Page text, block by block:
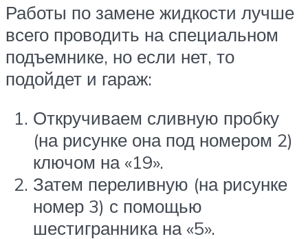
Работы по замене жидкости лучше
всего проводить на специальном
подъемнике, но если нет, то
подойдет и гараж:
Откручиваем сливную пробку
(на рисунке она под номером 2)
ключом на «19».
Затем переливную (на рисунке
номер 3) с помощью
шестигранника на «5».